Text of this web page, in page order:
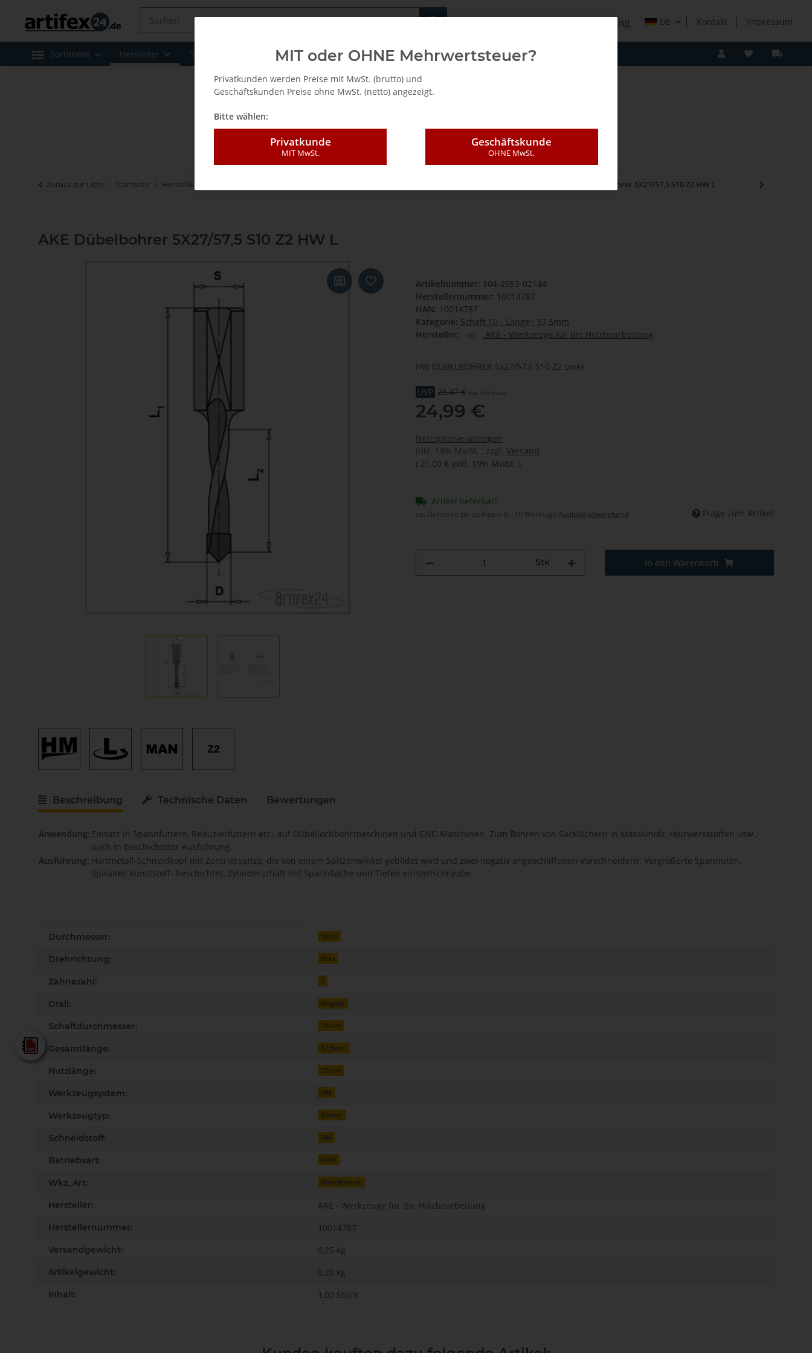
Fachshop für die Holzverarbeitung DE Kontakt Impressum
Sortiment Hersteller Sale Leasing / Mietkauf
Zurück zur Liste Startseite Hersteller AKE Dübelbohrer 5X27/57,5 S10 Z2 HW L
AKE Dübelbohrer 5X27/57,5 S10 Z2 HW L
Z2
Artikelnummer: 104-2953-02144
Herstellernummer: 10014787
HAN: 10014787
Kategorie: Schaft 10 - Länge= 57,5mm
Hersteller:
AKE - Werkzeuge für die Holzbearbeitung
HW DÜBELBOHRER 5x27/57,5 S10 Z2 Links
UVP 25,47 € (inkl. 19% MwSt.)
24,99 €
Nettopreise anzeigen
inkl. 19% MwSt. , zzgl. Versand
( 21,00 € exkl. 19% MwSt. )
Artikel lieferbar!
ca. Lieferzeit bis zu Ihnen: 8 - 10 Werktage Ausland abweichend Frage zum Artikel
Stk In den Warenkorb
Beschreibung Technische Daten Bewertungen
Anwendung: Einsatz in Spannfuttern, Reduzierfuttern etc., auf Dübellochbohrmaschinen und CNC-Maschinen. Zum Bohren von Sacklöchern in Massivholz, Holzwerkstoffen usw.,
auch in beschichteter Ausführung.
Ausführung: Hartmetall-Schneidkopf mit Zentrierspitze, die von einem Spitzenwinkel gebildet wird und zwei negativ angeschliffenen Vorschneidern. Vergrößerte Spannuten.
Spiralteil kunststoff- beschichtet. Zylinderschaft mit Spannfläche und Tiefen einstellschraube.
Produkteigenschaft
Wert
Durchmesser: 5mm
Drehrichtung: links
Zähnezahl: 2
Drall: Negativ
Schaftdurchmesser: 10mm
Gesamtlänge: 57,5mm
Nutzlänge: 27mm
Werkzeugsystem: HM
Werkzeugtyp: Bohrer
Schneidstoff: HM
Betriebsart: MAN
Wkz_Art: Dübelbohrer
Hersteller: AKE - Werkzeuge für die Holzbearbeitung
Herstellernummer: 10014787
Versandgewicht: 0,25 kg
Artikelgewicht: 0,20 kg
Inhalt: 1,00 Stück
AKE - Gesamtkatalog
MIT oder OHNE Mehrwertsteuer?
Privatkunden werden Preise mit MwSt. (brutto) und
Geschäftskunden Preise ohne MwSt. (netto) angezeigt.
Bitte wählen:
Privatkunde
MIT MwSt.
Geschäftskunde
OHNE MwSt.